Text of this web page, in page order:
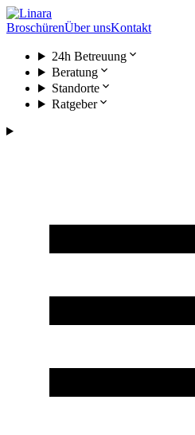
BroschürenÜber unsKontakt
24h Betreuung
Beratung
Standorte
Ratgeber